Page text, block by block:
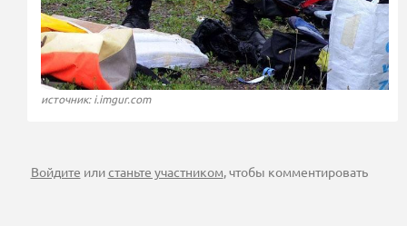
источник: i.imgur.com
Войдите илистаньте участником, чтобы комментировать